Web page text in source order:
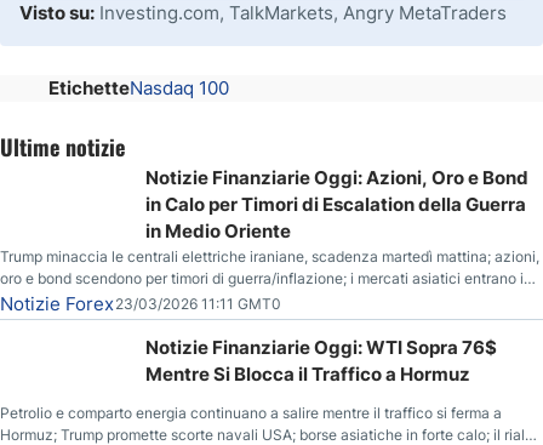
Visto su: Investing.com, TalkMarkets, Angry MetaTraders
EtichetteNasdaq 100
Ultime notizie
Notizie Finanziarie Oggi: Azioni, Oro e Bond
in Calo per Timori di Escalation della Guerra
in Medio Oriente
Trump minaccia le centrali elettriche iraniane, scadenza martedì mattina; azioni,
oro e bond scendono per timori di guerra/inflazione; i mercati asiatici entrano in
correzione; il petrolio greggio resta stabile.
Notizie Forex23/03/2026 11:11 GMT0
Notizie Finanziarie Oggi: WTI Sopra 76$
Mentre Si Blocca il Traffico a Hormuz
Petrolio e comparto energia continuano a salire mentre il traffico si ferma a
Hormuz; Trump promette scorte navali USA; borse asiatiche in forte calo; il rialzo